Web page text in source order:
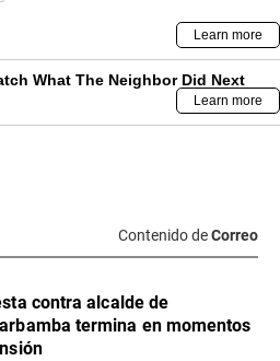
Contenido deCorreo
contra alcalde de
termina en momentos